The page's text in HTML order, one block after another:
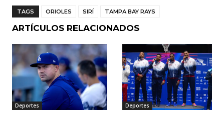
c
e
b
o
o
k
a
ts
A
p
p
ai
l
m
p
ar
TAGS ORIOLES SIRÍ TAMPA BAY RAYS
ARTÍCULOS RELACIONADOS
Deportes Deportes